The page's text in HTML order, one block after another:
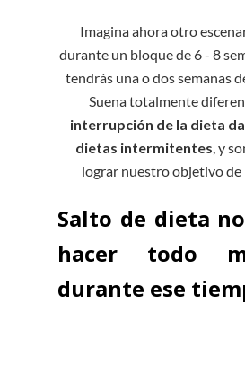
Imagina ahora otro
durante un bloque de 6 - 8
tendrás una o dos semanas
Suena totalmente
interrupción de la dieta
dietas intermitentes, y
lograr nuestro objetivo de
Salto de dieta
hacer todo
durante ese